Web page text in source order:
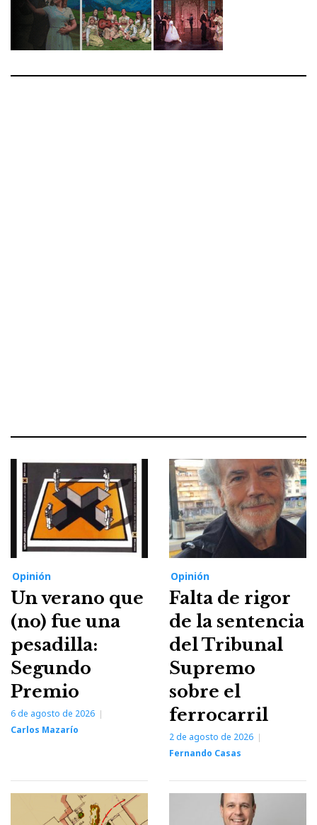
Opinión
Un verano que
(no) fue una
pesadilla:
Segundo
Premio
6 de agosto de 2026
Carlos Mazarío
Opinión
Falta de rigor
de la sentencia
del Tribunal
Supremo
sobre el
ferrocarril
2 de agosto de 2026
Fernando Casas